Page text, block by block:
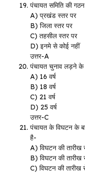
पंचायत समिति की
A) प्रखंड स्तर पर
B) जिला स्तर पर
C) तहसील स्तर पर
D) इनमे से कोई नहीं
उत्तर-A
पंचायत चुनाव लड़ने के
A) 16 वर्ष
B) 18 वर्ष
C) 21 वर्ष
D) 25 वर्ष
उत्तर-C
पंचायत के विघटन के
है-
A) विघटन की तारीख
B) विघटन की तारीख
C) विघटन की तारीख